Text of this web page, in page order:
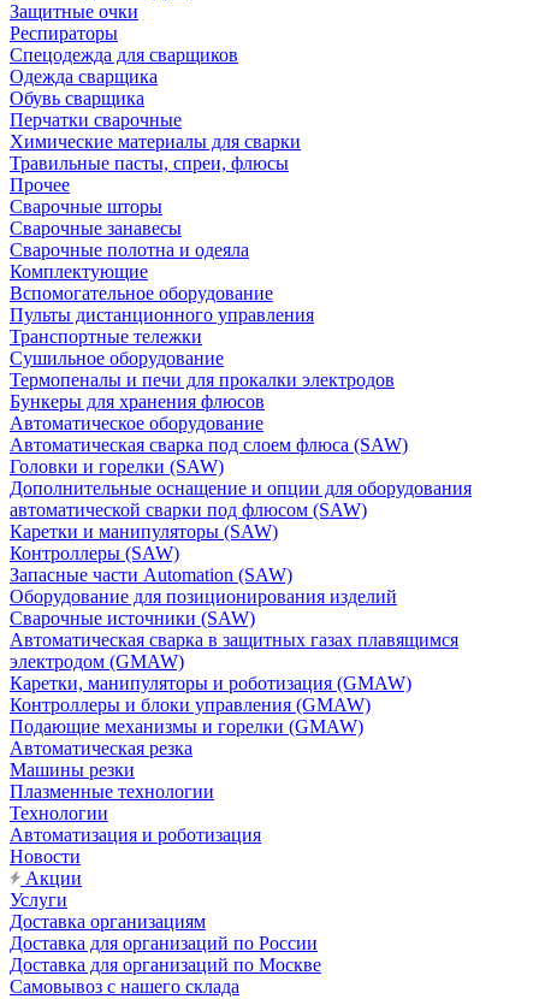
Защитные очки
Респираторы
Спецодежда для сварщиков
Одежда сварщика
Обувь сварщика
Перчатки сварочные
Химические материалы для сварки
Травильные пасты, спреи, флюсы
Прочее
Сварочные шторы
Сварочные занавесы
Сварочные полотна и одеяла
Комплектующие
Вспомогательное оборудование
Пульты дистанционного управления
Транспортные тележки
Сушильное оборудование
Термопеналы и печи для прокалки электродов
Бункеры для хранения флюсов
Автоматическое оборудование
Автоматическая сварка под слоем флюса (SAW)
Головки и горелки (SAW)
Дополнительные оснащение и опции для оборудования
автоматической сварки под флюсом (SAW)
Каретки и манипуляторы (SAW)
Контроллеры (SAW)
Запасные части Automation (SAW)
Оборудование для позиционирования изделий
Сварочные источники (SAW)
Автоматическая сварка в защитных газах плавящимся
электродом (GMAW)
Каретки, манипуляторы и роботизация (GMAW)
Контроллеры и блоки управления (GMAW)
Подающие механизмы и горелки (GMAW)
Автоматическая резка
Машины резки
Плазменные технологии
Технологии
Автоматизация и роботизация
Новости
Акции
Услуги
Доставка организациям
Доставка для организаций по России
Доставка для организаций по Москве
Самовывоз с нашего склада